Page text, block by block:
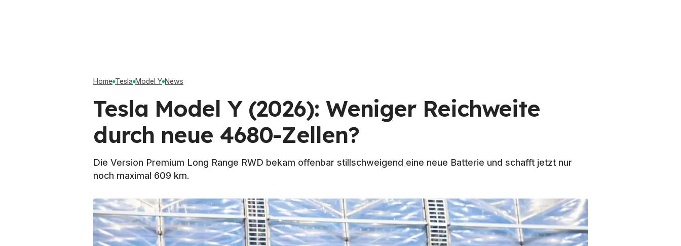
Home Tesla Model Y News
Tesla Model Y (2026): Weniger Reichweite
durch neue 4680-Zellen?
Die Version Premium Long Range RWD bekam offenbar stillschweigend eine neue Batterie und schafft jetzt nur
noch maximal 609 km.